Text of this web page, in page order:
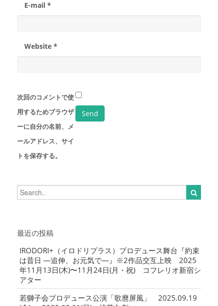
E-mail *
Website *
次回のコメントで使
用するためブラウザ
ーに自分の名前、メ
ールアドレス、サイ
トを保存する。
最近の投稿
IRODORI+（イロドリプラス）プロデュース舞台『約束
は昔日 ―追伸、お元気で―』※2作品交互上映 2025
年11月13日(木)〜11月24日(月・祝) コフレリオ新宿シ
アター
若獅子会プロデュース公演「歌麿屏風」 2025.09.19